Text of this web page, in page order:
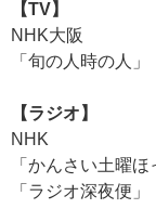
【TV】
NHK大阪
「旬の人時の人
【ラジオ】
NHK
「かんさい土曜
「ラジオ深夜便